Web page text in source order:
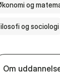
og
og sociologi
Om